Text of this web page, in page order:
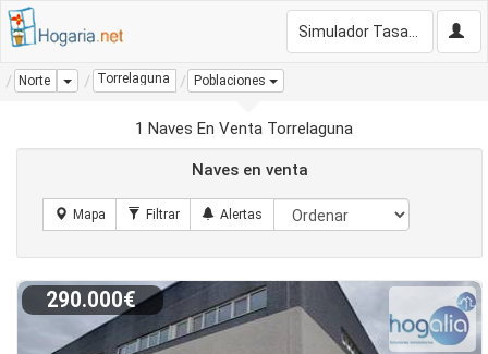
Norte Dropdown
Torrelaguna Poblaciones
1 Naves En Venta Torrelaguna
Naves en venta
290.000€